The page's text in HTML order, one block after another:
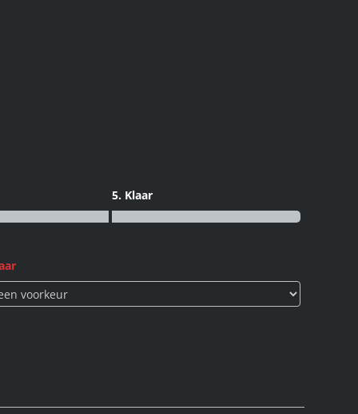
5. Klaar